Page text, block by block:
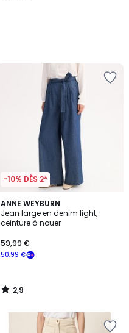
-10% DÈS 2*
ANNE WEYBURN
Jean large en denim light,
ceinture à nouer
50,99 €
59,99 €
2,9
/ 5
2,9
/